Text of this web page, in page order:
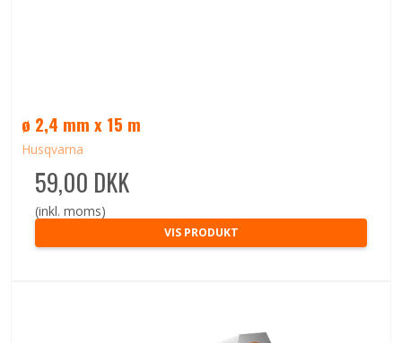
ø 2,4 mm x 15 m
Husqvarna
59,00 DKK
(inkl. moms)
VIS PRODUKT